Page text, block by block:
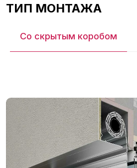
ТИП МОНТАЖА
Со скрытым коробом
Мы с радостью ответим на все ваши
вопросы. Консультация бесплатна!
+7
Я согласен на обработкуперсональных данных
Получить консультацию
ПИШИТЕ, ЗВОНИТЕ,